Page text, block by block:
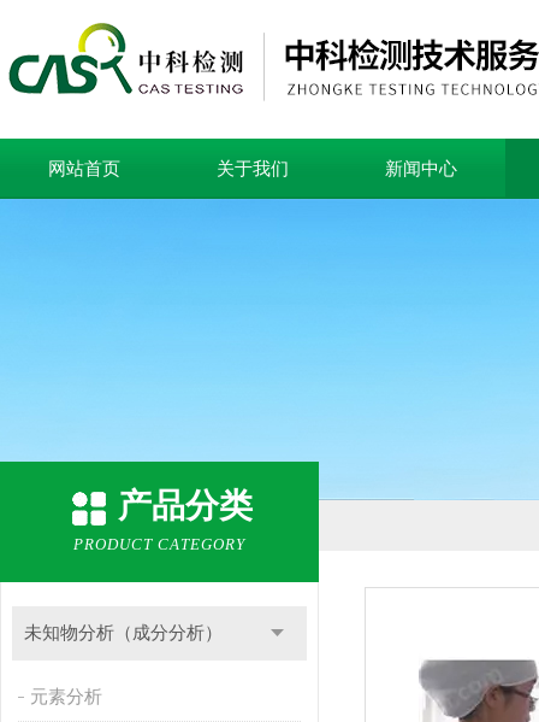
网站首页 关于我们 新闻中心
产品分类
PRODUCT CATEGORY
未知物分析（成分分析）
元素分析